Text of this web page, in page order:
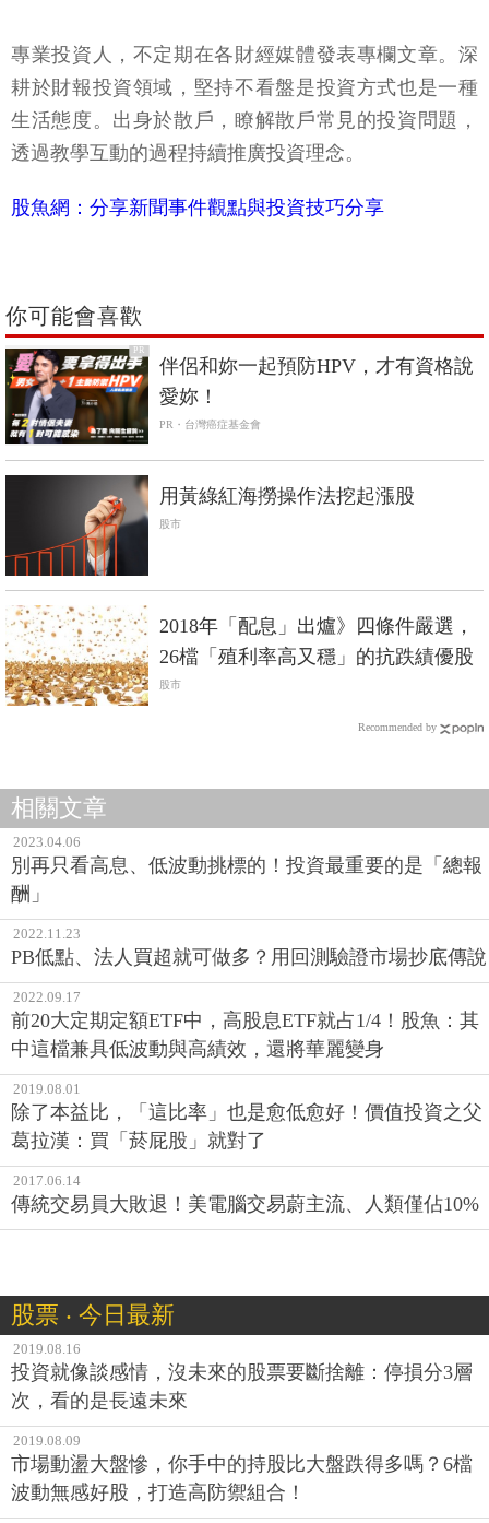
專業投資人，不定期在各財經媒體發表專欄文章。深
耕於財報投資領域，堅持不看盤是投資方式也是一種
生活態度。出身於散戶，瞭解散戶常見的投資問題，
透過教學互動的過程持續推廣投資理念。
股魚網：分享新聞事件觀點與投資技巧分享
你可能會喜歡
PR
伴侶和妳一起預防HPV，才有資格說
愛妳！
PR・台灣癌症基金會
用黃綠紅海撈操作法挖起漲股
股市
2018年「配息」出爐》四條件嚴選，
26檔「殖利率高又穩」的抗跌績優股
股市
Recommended by
相關文章
2023.04.06
別再只看高息、低波動挑標的！投資最重要的是「總報
酬」
2022.11.23
PB低點、法人買超就可做多？用回測驗證市場抄底傳說
2022.09.17
前20大定期定額ETF中，高股息ETF就占1/4！股魚：其
中這檔兼具低波動與高績效，還將華麗變身
2019.08.01
除了本益比，「這比率」也是愈低愈好！價值投資之父
葛拉漢：買「菸屁股」就對了
2017.06.14
傳統交易員大敗退！美電腦交易蔚主流、人類僅佔10%
股票 ‧ 今日最新
2019.08.16
投資就像談感情，沒未來的股票要斷捨離：停損分3層
次，看的是長遠未來
2019.08.09
市場動盪大盤慘，你手中的持股比大盤跌得多嗎？6檔
波動無感好股，打造高防禦組合！